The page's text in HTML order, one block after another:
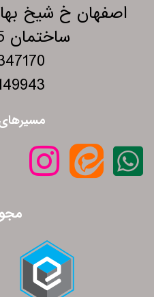
اصفهان خ شیخ
ساختمان 275 واحد5